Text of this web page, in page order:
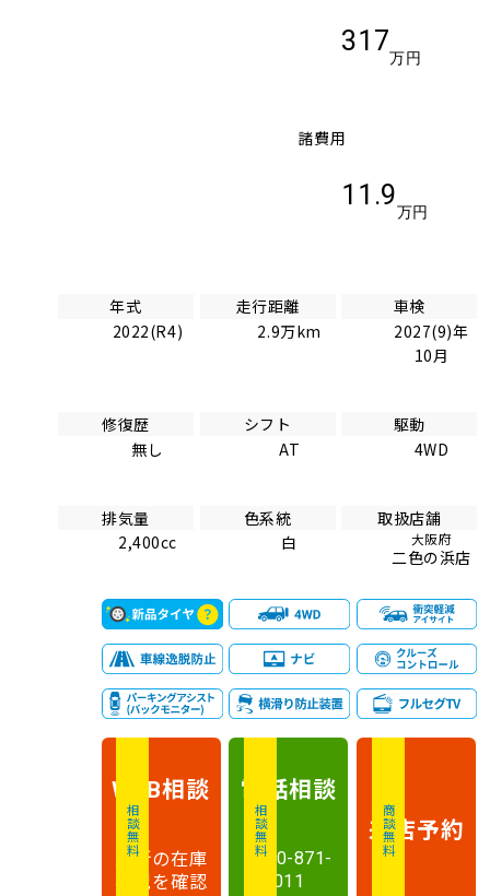
317
万円
諸費用
11.9
万円
年式
2022(R4)
走行距離
2.9万km
車検
2027(9)年
10月
修復歴
無し
シフト
AT
駆動
4WD
排気量
2,400cc
色系統
白
取扱店舗
大阪府
二色の浜店
相談無料
WEB相談
最新の在庫
状況を確認
相談無料
電話相談
0120-871-
011
商談無料
来店予約